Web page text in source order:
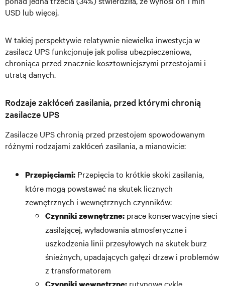
USD lub więcej.
W takiej perspektywie relatywnie niewielka inwestycja w
zasilacz UPS funkcjonuje jak polisa ubezpieczeniowa,
chroniąca przed znacznie kosztowniejszymi przestojami i
utratą danych.
Rodzaje zakłóceń zasilania, przed którymi chronią
zasilacze UPS
Zasilacze UPS chronią przed przestojem spowodowanym
różnymi rodzajami zakłóceń zasilania, a mianowicie:
Przepięciami: Przepięcia to krótkie skoki zasilania,
które mogą powstawać na skutek licznych
zewnętrznych i wewnętrznych czynników:
Czynniki zewnętrzne: prace konserwacyjne sieci
zasilającej, wyładowania atmosferyczne i
uszkodzenia linii przesyłowych na skutek burz
śnieżnych, upadających gałęzi drzew i problemów
z transformatorem
rutynowe cykle